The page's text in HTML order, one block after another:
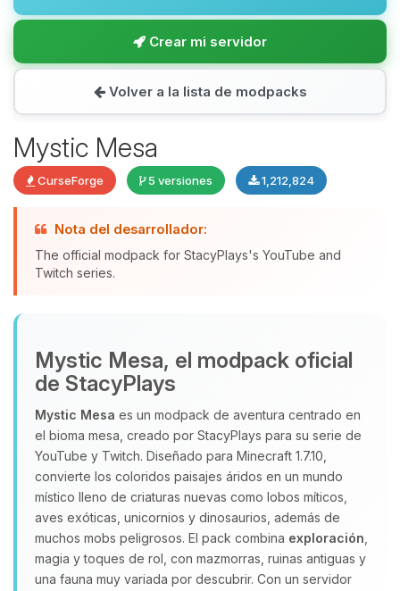
Crear mi servidor
Volver a la lista de modpacks
Mystic Mesa
CurseForge 5 versiones 1,212,824
Nota del desarrollador:
The official modpack for StacyPlays's YouTube and
Twitch series.
Mystic Mesa, el modpack oficial
de StacyPlays
Mystic Mesa es un modpack de aventura centrado en
el bioma mesa, creado por StacyPlays para su serie de
YouTube y Twitch. Diseñado para Minecraft 1.7.10,
convierte los coloridos paisajes áridos en un mundo
místico lleno de criaturas nuevas como lobos míticos,
aves exóticas, unicornios y dinosaurios, además de
muchos mobs peligrosos. El pack combina exploración
magia y toques de rol, con mazmorras, ruinas antiguas y
una fauna muy variada por descubrir. Con un servidor
Yupi, por fin alguien con quien
hablar! Soy Choupy, tu pequeno
10/08/2026 12:04